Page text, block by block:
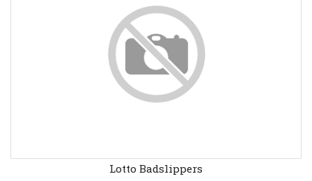
Lotto Badslippers